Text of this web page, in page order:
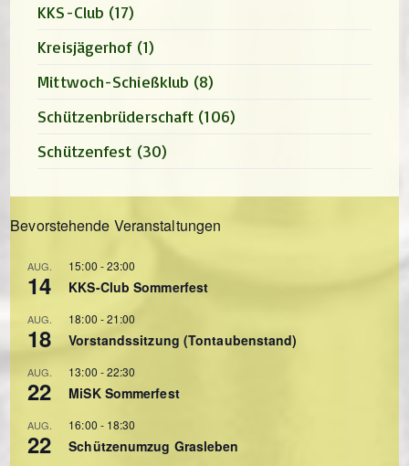
KKS-Club (17)
Kreisjägerhof (1)
Mittwoch-Schießklub (8)
Schützenbrüderschaft (106)
Schützenfest (30)
Bevorstehende Veranstaltungen
AUG.
14
15:00 -23:00
KKS-Club Sommerfest
AUG.
18
18:00 -21:00
Vorstandssitzung (Tontaubenstand)
AUG.
22
13:00 -22:30
MiSK Sommerfest
AUG.
22
16:00 - 18:30
Schützenumzug Grasleben